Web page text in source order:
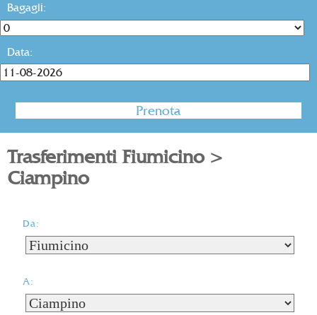
Bagagli:
Data:
Trasferimenti Fiumicino >
Ciampino
Da:
A: